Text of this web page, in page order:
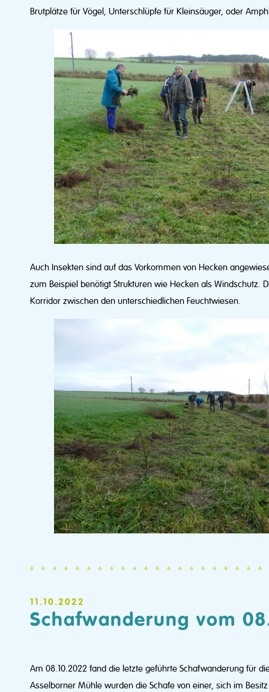
Brutplätze für Vögel, Unterschlüpfe für Kleinsäuger, oder
Auch Insekten sind auf das Vorkommen von Hecken
zum Beispiel benötigt Strukturen wie Hecken als Windschutz.
Korridor zwischen den unterschiedlichen Feuchtwiesen.
11.10.2022
Schafwanderung vom
Am 08.10.2022 fand die letzte geführte Schafwanderung für
Asselborner Mühle wurden die Schafe von einer, sich im